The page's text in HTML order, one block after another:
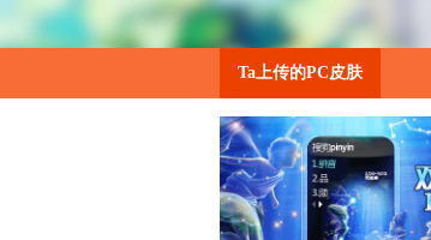
Ta上传的PC皮肤